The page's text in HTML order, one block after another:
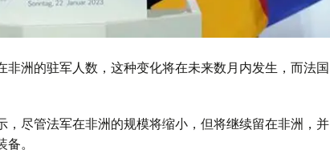
洲的驻军人数，这种变化将在未来数月内发生，而法国
尽管法军在非洲的规模将缩小，但将继续留在非洲，并
。